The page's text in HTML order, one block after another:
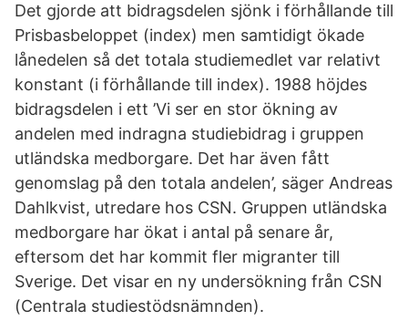
Det gjorde att bidragsdelen sjönk i förhållande till
Prisbasbeloppet (index) men samtidigt ökade
lånedelen så det totala studiemedlet var relativt
konstant (i förhållande till index). 1988 höjdes
bidragsdelen i ett ’Vi ser en stor ökning av
andelen med indragna studiebidrag i gruppen
utländska medborgare. Det har även fått
genomslag på den totala andelen’, säger Andreas
Dahlkvist, utredare hos CSN. Gruppen utländska
medborgare har ökat i antal på senare år,
eftersom det har kommit fler migranter till
Sverige. Det visar en ny undersökning från CSN
(Centrala studiestödsnämnden).